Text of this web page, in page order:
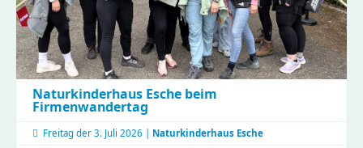
Naturkinderhaus Esche beim
Firmenwandertag
Freitag der 3. Juli 2026 | Naturkinderhaus Esche